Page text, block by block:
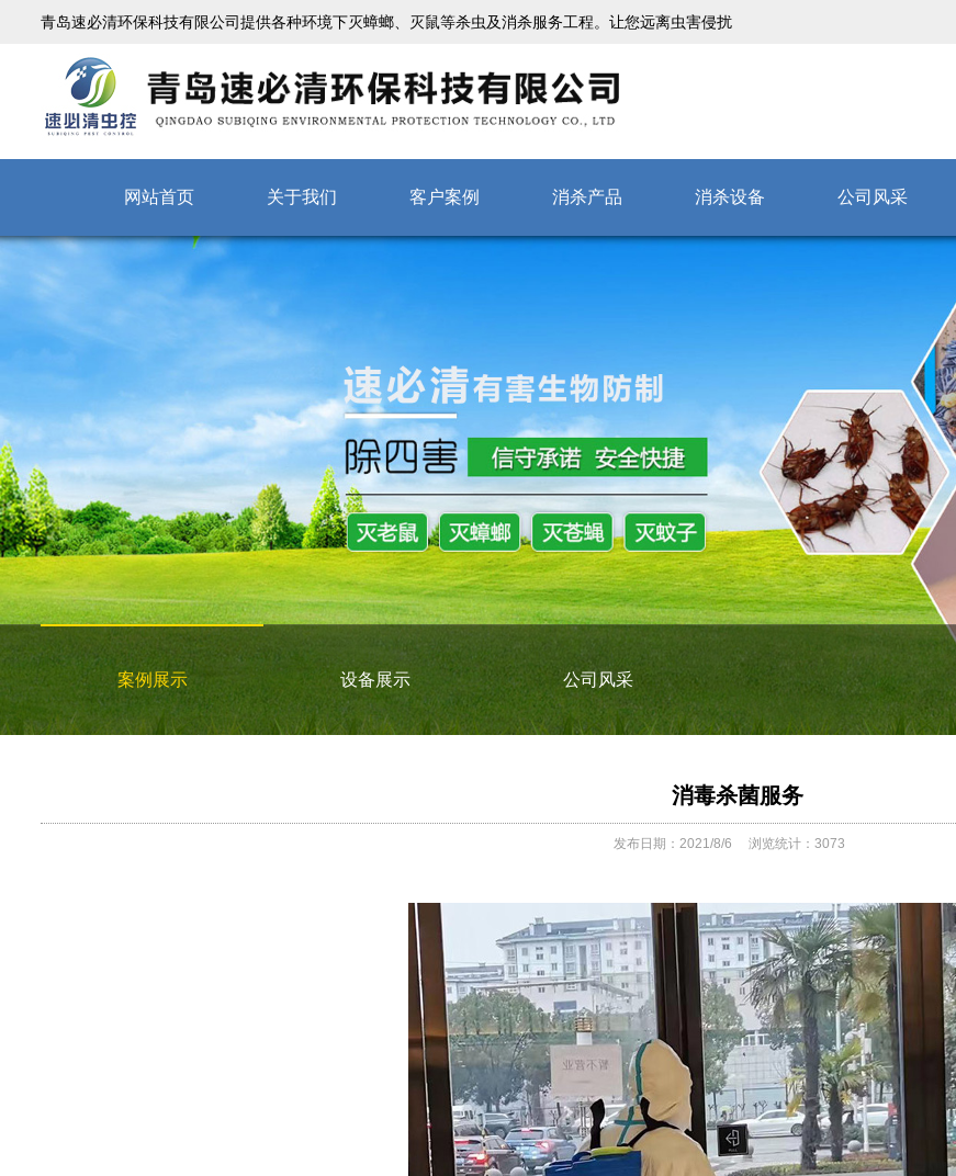
青岛速必清环保科技有限公司提供各种环境下灭蟑螂、灭鼠等杀虫及消杀服务工程。让您远离虫害侵扰
网站首页 关于我们 客户案例 消杀产品 消杀设备 公司风采
案例展示 设备展示 公司风采
消毒杀菌服务
发布日期：2021/8/6 浏览统计：3073